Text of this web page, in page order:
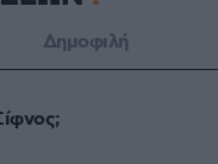
Δημοφιλή